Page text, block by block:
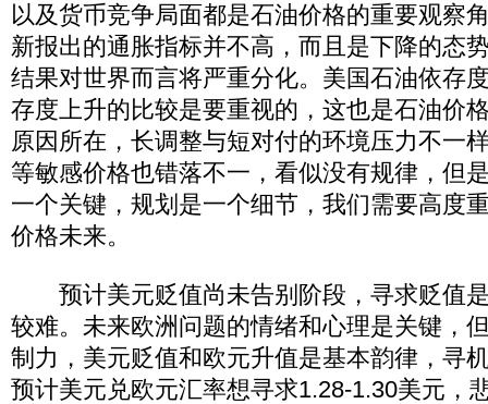
以及货币竞争局面都是石油价格的重要观察
新报出的通胀指标并不高，而且是下降的态
结果对世界而言将严重分化。美国石油依存
存度上升的比较是要重视的，这也是石油价
原因所在，长调整与短对付的环境压力不一
等敏感价格也错落不一，看似没有规律，但
一个关键，规划是一个细节，我们需要高度
价格未来。
预计美元贬值尚未告别阶段，寻求贬值
较难。未来欧洲问题的情绪和心理是关键，
制力，美元贬值和欧元升值是基本韵律，寻
预计美元兑欧元汇率想寻求1.28-1.30美元，